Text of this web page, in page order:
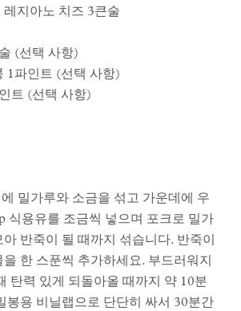
레지아노 치즈 3큰술
(선택 사항)
1파인트 (선택 사항)
트 (선택 사항)
밀가루와 소금을 섞고 가운데에 우
식용유를 조금씩 넣으며 포크로 밀가
반죽이 될 때까지 섞습니다. 반죽이
한 스푼씩 추가하세요. 부드러워지
탄력 있게 되돌아올 때까지 약 10분
봉용 비닐랩으로 단단히 싸서 30분간